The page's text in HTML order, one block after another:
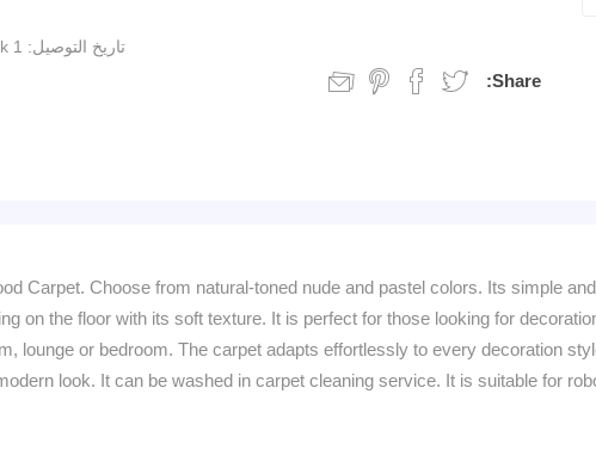
تاريخ التوصيل: 1 week
Share:
Carpet. Choose from natural-toned nude and pastel colors. Its simple
on the floor with its soft texture. It is perfect for those looking for
lounge or bedroom. The carpet adapts effortlessly to every decoration
look. It can be washed in carpet cleaning service. It is suitable for